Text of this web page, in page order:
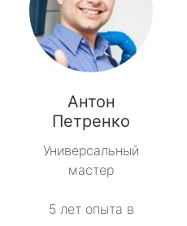
Антон
Петренко
Универсальный
мастер
5 лет опыта в